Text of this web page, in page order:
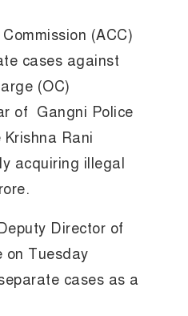
(ACC)
cases against
(OC)
of Gangni Police
Rani
acquiring illegal
Director of
on Tuesday
cases as a